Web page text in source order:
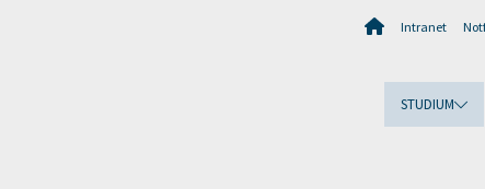
Intranet
STUDIUM